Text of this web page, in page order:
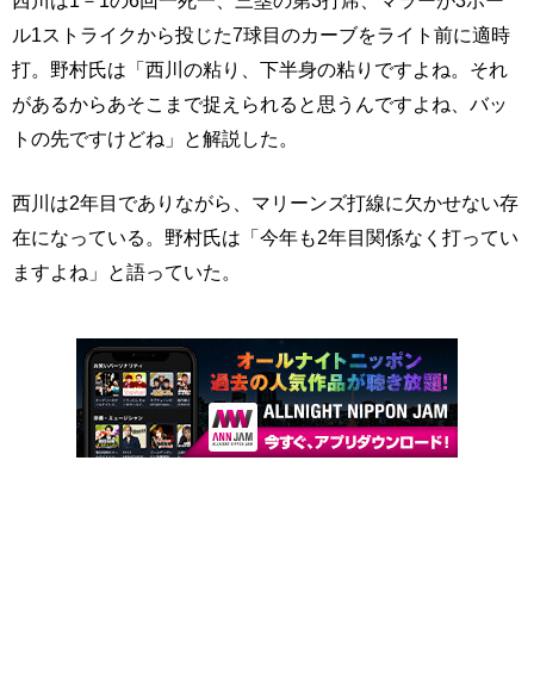
ル1ストライクから投じた7球目のカーブをライト前に適時
打。野村氏は「西川の粘り、下半身の粘りですよね。それ
があるからあそこまで捉えられると思うんですよね、バッ
トの先ですけどね」と解説した。
西川は2年目でありながら、マリーンズ打線に欠かせない存
在になっている。野村氏は「今年も2年目関係なく打ってい
ますよね」と語っていた。